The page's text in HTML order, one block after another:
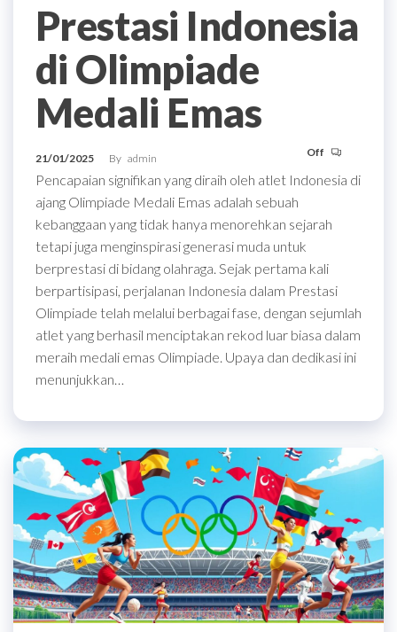
Prestasi Indonesia
di Olimpiade
Medali Emas
21/01/2025 By admin Off
Pencapaian signifikan yang diraih oleh atlet Indonesia di
ajang Olimpiade Medali Emas adalah sebuah
kebanggaan yang tidak hanya menorehkan sejarah
tetapi juga menginspirasi generasi muda untuk
berprestasi di bidang olahraga. Sejak pertama kali
berpartisipasi, perjalanan Indonesia dalam Prestasi
Olimpiade telah melalui berbagai fase, dengan sejumlah
atlet yang berhasil menciptakan rekod luar biasa dalam
meraih medali emas Olimpiade. Upaya dan dedikasi ini
menunjukkan…